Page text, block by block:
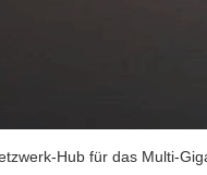
Hub für das Multi-